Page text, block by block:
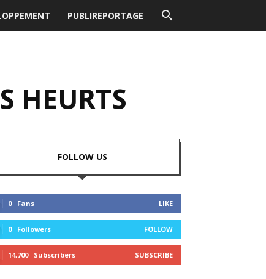
PUBLIREPORTAGE
HEURTS
FOLLOW US
0 Fans LIKE
0 Followers FOLLOW
14,700 Subscribers SUBSCRIBE